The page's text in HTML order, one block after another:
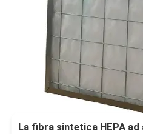
La fibra sintetica HEPA